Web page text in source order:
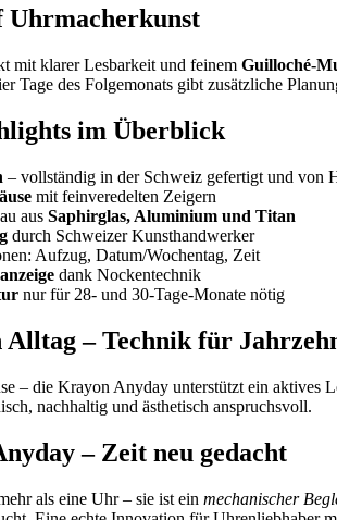
mit klarer Lesbarkeit und feinem Guilloché-
Tage des Folgemonats gibt zusätzliche
im Überblick
– vollständig in der Schweiz gefertigt und von
mit feinveredelten Zeigern
aus Saphirglas, Aluminium und Titan
durch Schweizer Kunsthandwerker
Aufzug, Datum/Wochentag, Zeit
dank Nockentechnik
nur für 28- und 30-Tage-Monate nötig
Alltag – Technik für
– die Krayon Anyday unterstützt ein aktives
nachhaltig und ästhetisch anspruchsvoll.
– Zeit neu gedacht
als eine Uhr – sie ist ein mechanischer